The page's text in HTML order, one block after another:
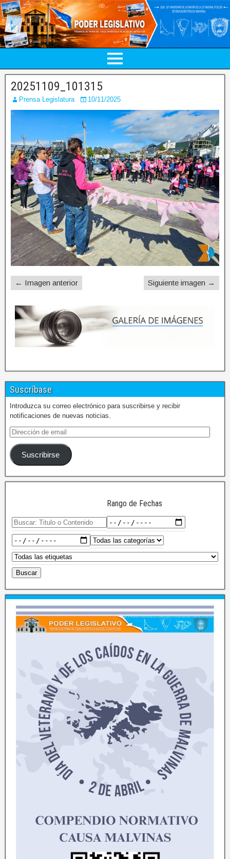
20251109_101315
Prensa Legislatura 10/11/2025
← Imagen anterior Siguiente imagen →
Suscríbase
Introduzca su correo electrónico para suscribirse y recibir
notificaciones de nuevas noticias.
Suscribirse
Rango de Fechas